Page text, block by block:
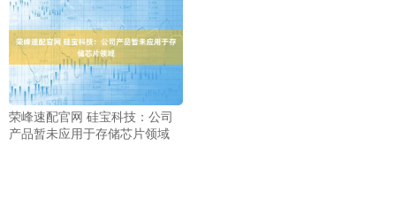
荣峰速配官网 硅宝科技：公司
产品暂未应用于存储芯片领域